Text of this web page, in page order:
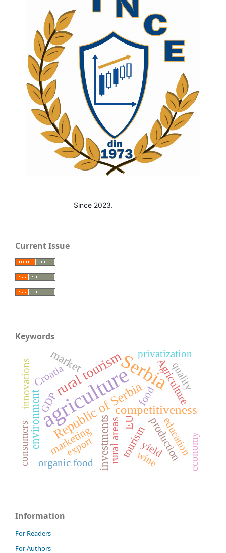
Since 2023.
Current Issue
Keywords
agricultureSerbia
rural tourism
Republic of Serbiacompetitiveness
environment investments
market
rural areas tourism
Agriculture
production
marketing education
consumers
quality
export
organic food
Croatia
yield economy
EU
privatization
food
wine
innovations GDP
Information
For Readers
For Authors